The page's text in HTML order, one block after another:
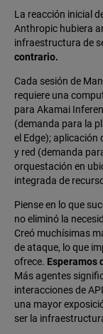
La reacción inicial
Anthropic hubiera
infraestructura de
contrario.
Cada sesión de
requiere una
para Akamai
(demanda para la
el Edge); aplicación
y red (demanda
orquestación en
integrada de
Piense en lo que
no eliminó la
Creó muchísimas
de ataque, lo que
ofrece. Esperamos
Más agentes
interacciones de
una mayor
ser la